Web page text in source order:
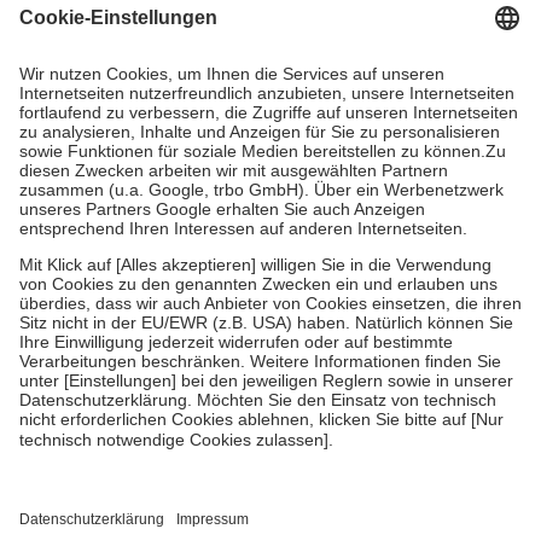
Grundsätzlich leisten Mitglieder Zuzahlungen in Höhe von zehn
höchstens zehn Euro.
Es sind jedoch nie mehr als die tatsächlichen
Kosten der Leistung zu entrichten.
Diese Regeln gelten grundsätzlich auch für Online-Apotheken.
Bei Heilmitteln und häuslicher Krankenpflege beträgt die
Zuzahlung zehn Prozent der Kosten sowie zehn Euro je
Verordnung.
Um das Engagement der Versicherten für ihre eigene Gesundheit zu
stärken und die besondere Stellung der Familie zu unterstützen,
fallenkeine Zuzahlungenan bei:
• Kindern und Jugendlichen bis zum vollendeten 18. Lebensjahr
mit Ausnahme der Fahrkosten
• Untersuchungen zur Vorsorge und Früherkennung, die von der
GKV getragen werden
• empfohlenen Schutzimpfungen
• Harn- und Blutteststreifen
getroffen, um sicherzustellen, dass es sich um echte Bewertungen